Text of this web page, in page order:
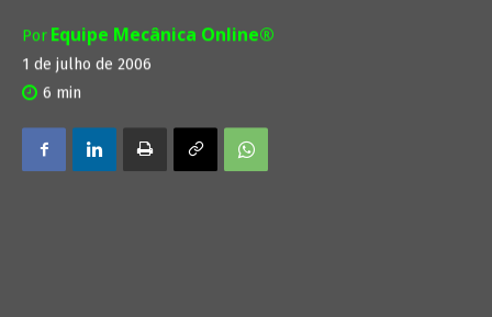
Por Equipe Mecânica Online®
1 de julho de 2006
6 min